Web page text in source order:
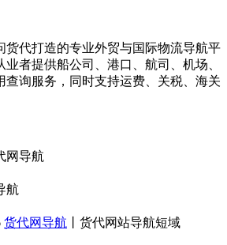
货代打造的专业外贸与国际物流导航平
者提供船公司、港口、航司、机场、
查询服务，同时支持运费、关税、海关
货代网导航 丨货代网站导航短域